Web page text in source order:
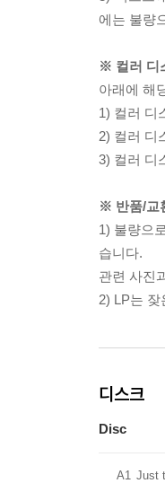
에는 불량
※ 컬러 디
아래에 해
1) 컬러 디
2) 컬러 디
3) 컬러 디
※ 반품/교
1) 불량으
습니다.
관련 사진
2) LP는
디스크
Disc
A1 Just